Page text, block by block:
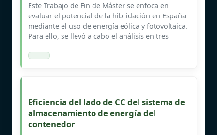
Este Trabajo de Fin de Máster se enfoca en
evaluar el potencial de la hibridación en España
mediante el uso de energía eólica y fotovoltaica.
Para ello, se llevó a cabo el análisis en tres
Eficiencia del lado de CC del sistema de
almacenamiento de energía del
contenedor